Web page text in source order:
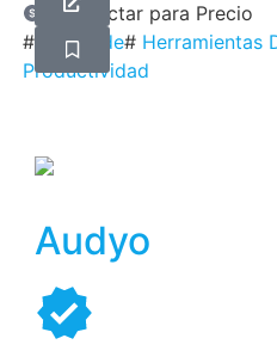
Contactar para Precio
#
No-Code# Herramientas
Productividad
Audyo